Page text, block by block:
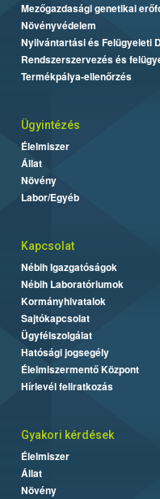
Mezőgazdasági genetikai
Növényvédelem
Nyilvántartási és Felügyeleti
Rendszerszervezés és
Termékpálya-ellenőrzés
Ügyintézés
Élelmiszer
Állat
Növény
Labor/Egyéb
Kapcsolat
Nébih Igazgatóságok
Nébih Laboratóriumok
Kormányhivatalok
Sajtókapcsolat
Ügyfélszolgálat
Hatósági jogsegély
Élelmiszermentő Központ
Hírlevél feliratkozás
Gyakori kérdések
Élelmiszer
Állat
Növény